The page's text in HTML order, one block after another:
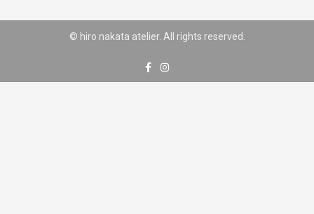
© hiro nakata atelier. All rights reserved.